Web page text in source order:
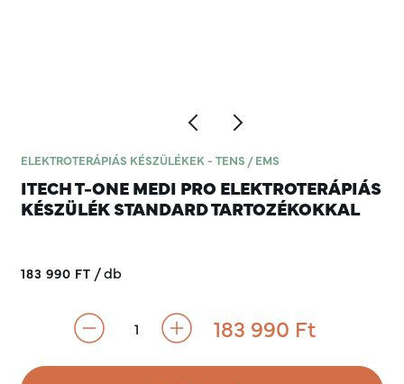
ELEKTROTERÁPIÁS KÉSZÜLÉKEK - TENS / EMS
ITECH T-ONE MEDI PRO ELEKTROTERÁPIÁS
KÉSZÜLÉK STANDARD TARTOZÉKOKKAL
183 990 FT /db
183 990 Ft